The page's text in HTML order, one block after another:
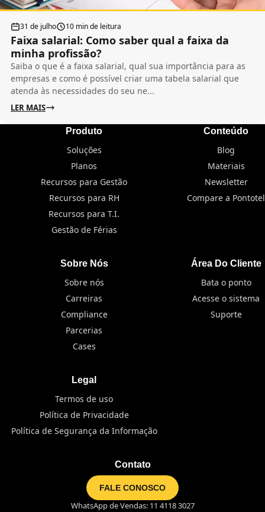
31 de julho 10 min de leitura
Faixa salarial: Como saber qual a faixa da
minha profissão?
Saiba o que é a faixa salarial, qual sua importância para as
empresas e como é possível criar uma tabela salarial que
atenda às necessidades do seu ne...
LER MAIS
Produto
Soluções
Planos
Recursos para Gestão
Recursos para RH
Recursos para T.I.
Gestão de Férias
Conteúdo
Blog
Materiais
Newsletter
Compare a Pontotel
Sobre Nós
Sobre nós
Carreiras
Compliance
Parcerias
Cases
Área Do Cliente
Bata o ponto
Acesse o sistema
Suporte
Legal
Termos de uso
Política de Privacidade
Política de Segurança da Informação
Contato
FALE CONOSCO
WhatsApp de Vendas: 11 4118 3027